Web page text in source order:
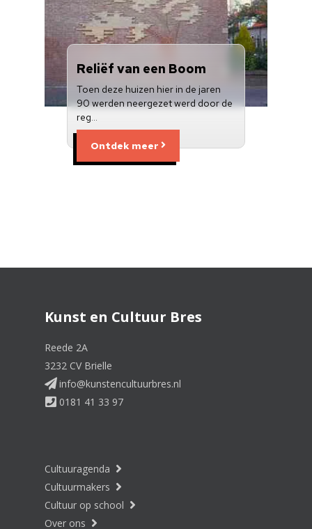
Reliëf van een Boom
Toen deze huizen hier in de jaren
90 werden neergezet werd door de
reg…
Ontdek meer
Kunst en Cultuur Bres
Reede 2A
3232 CV Brielle
info@kunstencultuurbres.nl
0181 41 33 97
Cultuuragenda
Cultuurmakers
Cultuur op school
Over ons